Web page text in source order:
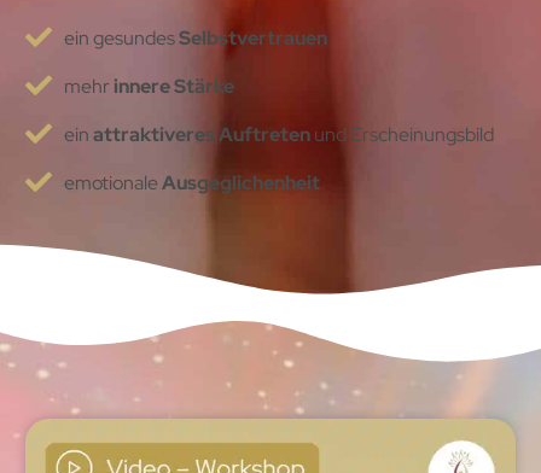
ein gesundesSelbstvertrauen
mehr innere Stärke
einattraktiveres Auftretenund Erscheinungsbild
emotionaleAusgeglichenheit